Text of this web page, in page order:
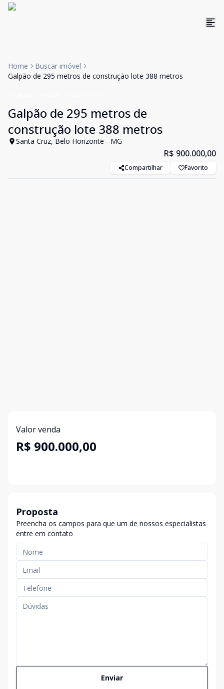
Home
Buscar imóvel
Galpão de 295 metros de construção lote 388 metros
Galpão de 295 metros de
construção lote 388 metros
Santa Cruz, Belo Horizonte - MG
R$ 900.000,00
Compartilhar Favorito
Valor venda
R$ 900.000,00
Proposta
Preencha os campos para que um de nossos especialistas
entre em contato
Enviar